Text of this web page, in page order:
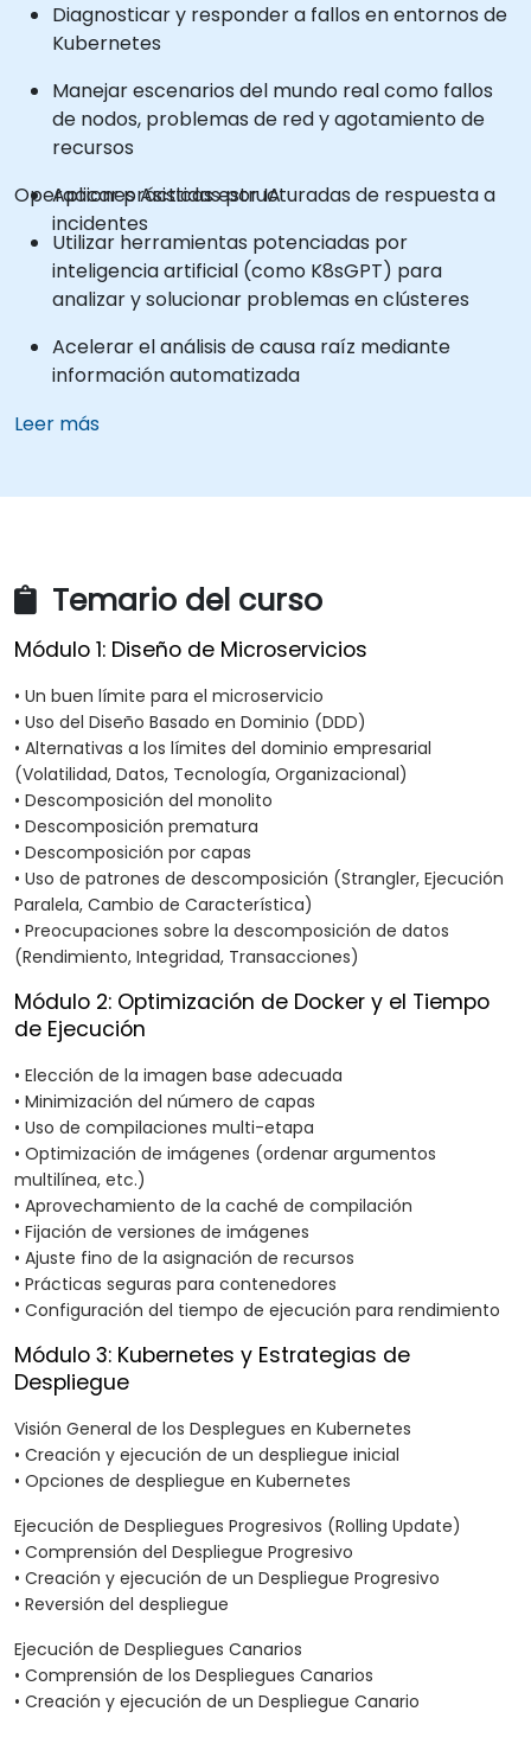
Diagnosticar y responder a fallos en entornos de
Kubernetes
Manejar escenarios del mundo real como fallos
de nodos, problemas de red y agotamiento de
recursos
Aplicar prácticas estructuradas de respuesta a
incidentes
Operaciones Asistidas por IA
Utilizar herramientas potenciadas por
inteligencia artificial (como K8sGPT) para
analizar y solucionar problemas en clústeres
Acelerar el análisis de causa raíz mediante
información automatizada
Integrar la inteligencia artificial en los flujos de
Leer más
Temario del curso
Módulo 1: Diseño de Microservicios
• Un buen límite para el microservicio
• Uso del Diseño Basado en Dominio (DDD)
• Alternativas a los límites del dominio empresarial
(Volatilidad, Datos, Tecnología, Organizacional)
• Descomposición del monolito
• Descomposición prematura
• Descomposición por capas
• Uso de patrones de descomposición (Strangler, Ejecución
Paralela, Cambio de Característica)
• Preocupaciones sobre la descomposición de datos
(Rendimiento, Integridad, Transacciones)
Módulo 2: Optimización de Docker y el Tiempo
de Ejecución
• Elección de la imagen base adecuada
• Minimización del número de capas
• Uso de compilaciones multi-etapa
• Optimización de imágenes (ordenar argumentos
multilínea, etc.)
• Aprovechamiento de la caché de compilación
• Fijación de versiones de imágenes
• Ajuste fino de la asignación de recursos
• Prácticas seguras para contenedores
• Configuración del tiempo de ejecución para rendimiento
Módulo 3: Kubernetes y Estrategias de
Despliegue
Visión General de los Desplegues en Kubernetes
• Creación y ejecución de un despliegue inicial
• Opciones de despliegue en Kubernetes
Ejecución de Despliegues Progresivos (Rolling Update)
• Comprensión del Despliegue Progresivo
• Creación y ejecución de un Despliegue Progresivo
• Reversión del despliegue
Ejecución de Despliegues Canarios
• Comprensión de los Despliegues Canarios
• Creación y ejecución de un Despliegue Canario